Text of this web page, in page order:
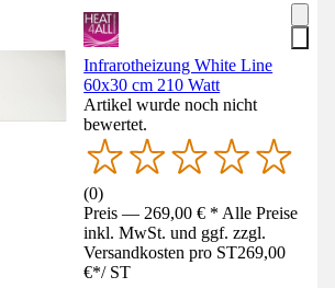
Infrarotheizung White Line
60x30 cm 210 Watt
Artikel wurde noch nicht
bewertet.
(0)
Preis — 269,00 € * Alle Preise
inkl. MwSt. und ggf. zzgl.
Versandkosten pro ST269,00
€*/ ST